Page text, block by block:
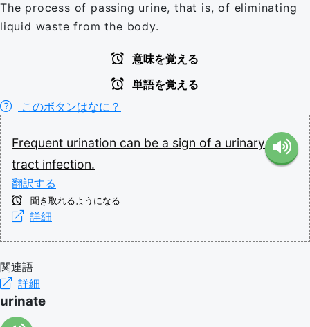
The process of passing urine, that is, of eliminating
liquid waste from the body.
意味を覚える
単語を覚える
このボタンはなに？
Frequent urination can be a sign of a urinary
tract infection.
翻訳する
聞き取れるようになる
詳細
関連語
詳細
urinate